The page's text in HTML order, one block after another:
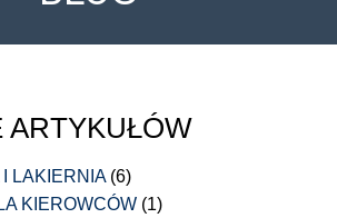
gama modeli dostępnych od ręki.
ARTYKUŁÓW
LAKIERNIA(6)
KIEROWCÓW (1)